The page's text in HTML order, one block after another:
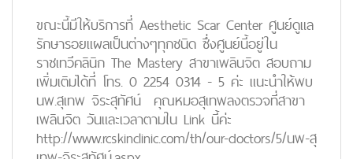
ขณะนี้มีให้บริการที่ Aesthetic Scar Center ศูนย์ดูแล
รักษารอยแผลเป็นต่างๆทุกชนิด ซึ่งศูนย์นี้อยู่ใน
ราชเทวีคลินิก The Mastery สาขาเพลินจิต สอบถาม
เพิ่มเติมได้ที่ โทร. 0 2254 0314 - 5 ค่ะ แนะนำให้พบ
นพ.สุเทพ จิระสุทัศน์ คุณหมอสุเทพลงตรวจที่สาขา
เพลินจิต วันและเวลาตามใน Link นี้ค่ะ
http://www.rcskinclinic.com/th/our-doctors/5/นพ-สุ